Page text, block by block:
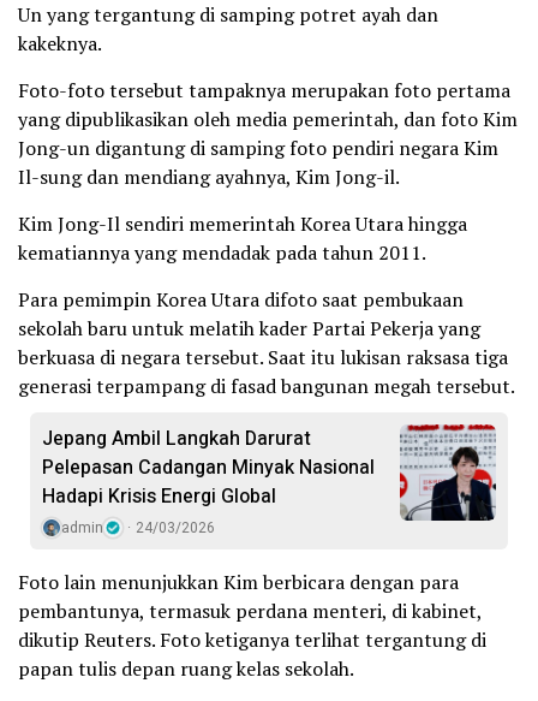
Un yang tergantung di samping potret ayah dan
kakeknya.
Foto-foto tersebut tampaknya merupakan foto pertama
yang dipublikasikan oleh media pemerintah, dan foto Kim
Jong-un digantung di samping foto pendiri negara Kim
Il-sung dan mendiang ayahnya, Kim Jong-il.
Kim Jong-Il sendiri memerintah Korea Utara hingga
kematiannya yang mendadak pada tahun 2011.
Para pemimpin Korea Utara difoto saat pembukaan
sekolah baru untuk melatih kader Partai Pekerja yang
berkuasa di negara tersebut. Saat itu lukisan raksasa tiga
generasi terpampang di fasad bangunan megah tersebut.
Jepang Ambil Langkah Darurat
Pelepasan Cadangan Minyak Nasional
Hadapi Krisis Energi Global
admin 24/03/2026
Foto lain menunjukkan Kim berbicara dengan para
pembantunya, termasuk perdana menteri, di kabinet,
dikutip Reuters. Foto ketiganya terlihat tergantung di
papan tulis depan ruang kelas sekolah.